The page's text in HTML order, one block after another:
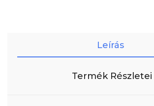
Leírás
Termék Részletei